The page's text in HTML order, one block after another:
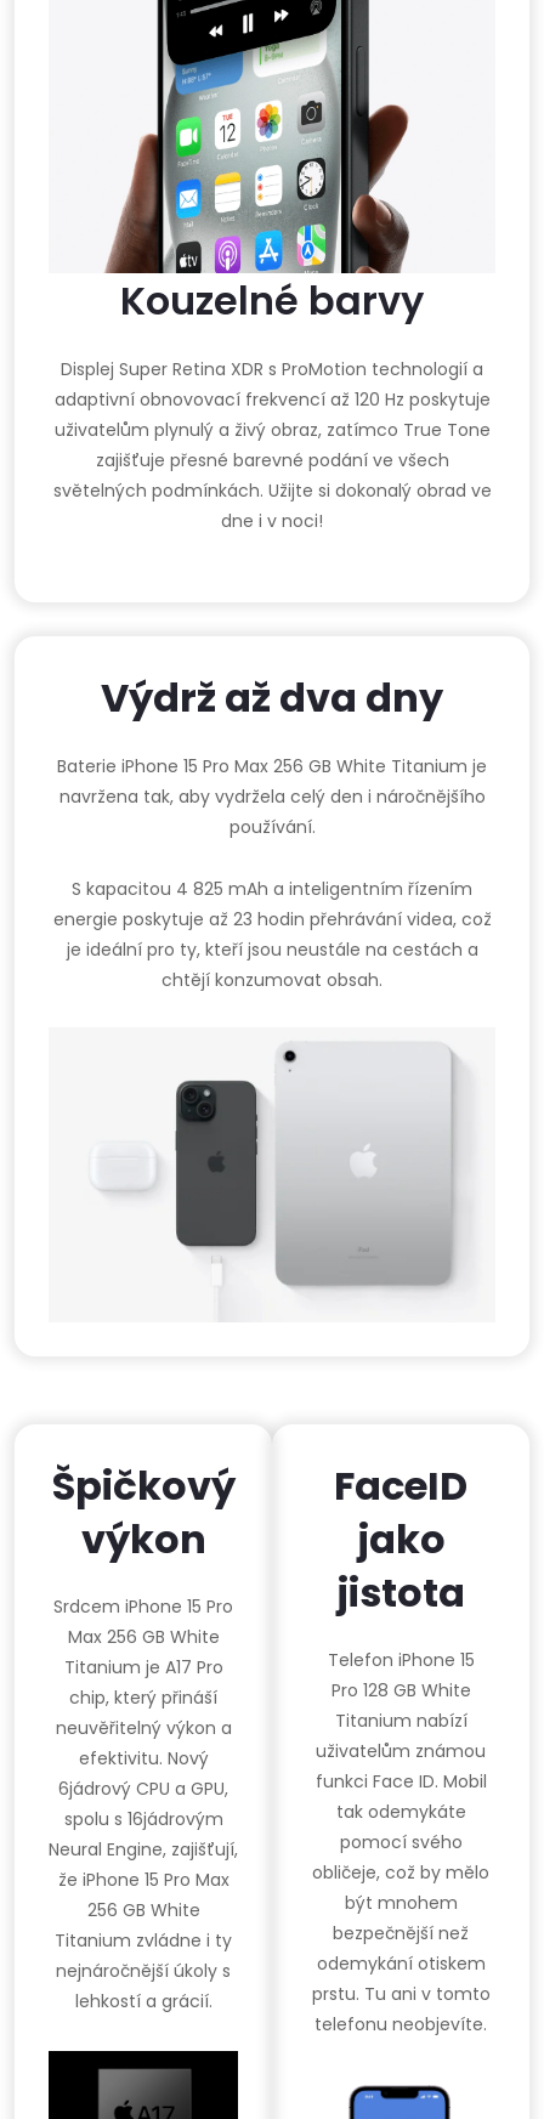
Kouzelné barvy
Displej Super Retina XDR s ProMotion technologií a
adaptivní obnovovací frekvencí až 120 Hz poskytuje
uživatelům plynulý a živý obraz, zatímco True Tone
zajišťuje přesné barevné podání ve všech
světelných podmínkách. Užijte si dokonalý obrad ve
dne i v noci!
Výdrž až dva dny
Baterie iPhone 15 Pro Max 256 GB White Titanium je
navržena tak, aby vydržela celý den i náročnějšího
používání.
S kapacitou 4 825 mAh a inteligentním řízením
energie poskytuje až 23 hodin přehrávání videa, což
je ideální pro ty, kteří jsou neustále na cestách a
chtějí konzumovat obsah.
Špičkový
výkon
Srdcem iPhone 15 Pro
Max 256 GB White
Titanium je A17 Pro
chip, který přináší
neuvěřitelný výkon a
efektivitu. Nový
6jádrový CPU a GPU,
spolu s 16jádrovým
Neural Engine, zajišťují,
že iPhone 15 Pro Max
256 GB White
Titanium zvládne i ty
nejnáročnější úkoly s
lehkostí a grácií.
FaceID
jako
jistota
Telefon iPhone 15
Pro 128 GB White
Titanium nabízí
uživatelům známou
funkci Face ID. Mobil
tak odemykáte
pomocí svého
obličeje, což by mělo
být mnohem
bezpečnější než
odemykání otiskem
prstu. Tu ani v tomto
telefonu neobjevíte.